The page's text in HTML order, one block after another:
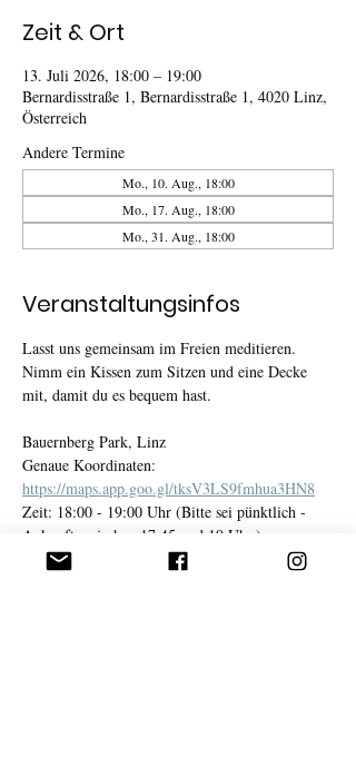
Zeit & Ort
13. Juli 2026, 18:00 – 19:00
Bernardisstraße 1, Bernardisstraße 1, 4020 Linz,
Österreich
Andere Termine
Mo., 10. Aug., 18:00
Mo., 17. Aug., 18:00
Mo., 31. Aug., 18:00
Veranstaltungsinfos
Lasst uns gemeinsam im Freien meditieren.
Nimm ein Kissen zum Sitzen und eine Decke
mit, damit du es bequem hast.
Bauernberg Park, Linz
Genaue Koordinaten:
https://maps.app.goo.gl/tksV3LS9fmhua3HN8
Zeit: 18:00 - 19:00 Uhr (Bitte sei pünktlich -
Ankunft zwischen 17.45 und 19 Uhr.)
Kosten: Herzensgabe. (Empfohlener Betrag 10